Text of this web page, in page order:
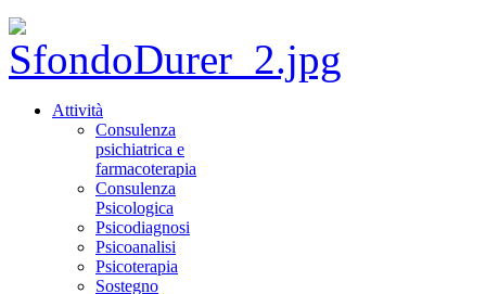
Attività
Consulenza
psichiatrica e
farmacoterapia
Consulenza
Psicologica
Psicodiagnosi
Psicoanalisi
Psicoterapia
Sostegno